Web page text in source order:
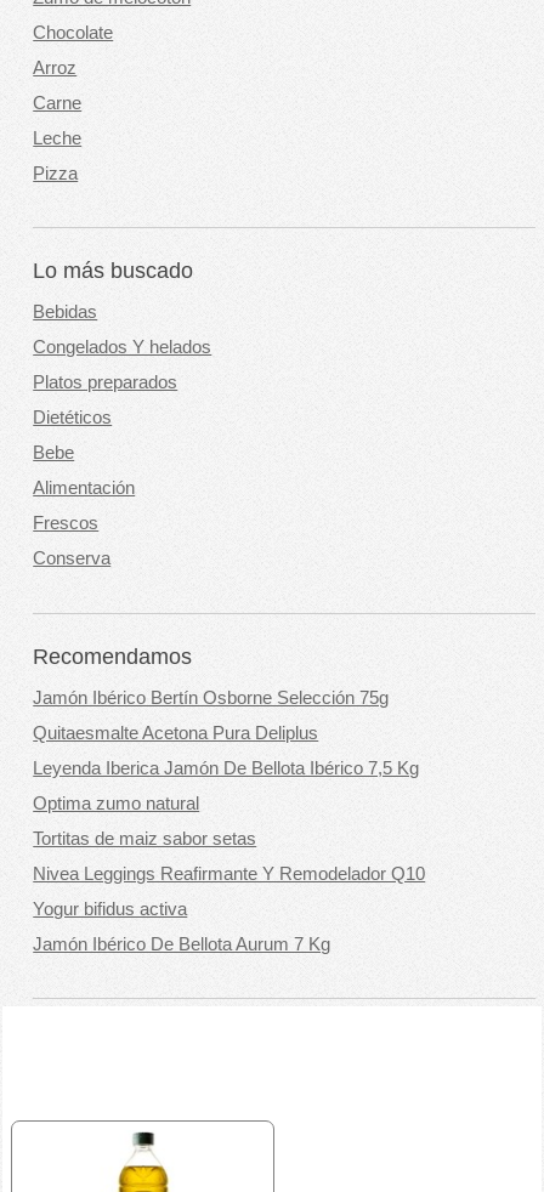
Chocolate
Arroz
Carne
Leche
Pizza
Lo más buscado
Bebidas
Congelados Y helados
Platos preparados
Dietéticos
Bebe
Alimentación
Frescos
Conserva
Recomendamos
Jamón Ibérico Bertín Osborne Selección 75g
Quitaesmalte Acetona Pura Deliplus
Leyenda Iberica Jamón De Bellota Ibérico 7,5 Kg
Optima zumo natural
Tortitas de maiz sabor setas
Nivea Leggings Reafirmante Y Remodelador Q10
Yogur bifidus activa
Jamón Ibérico De Bellota Aurum 7 Kg